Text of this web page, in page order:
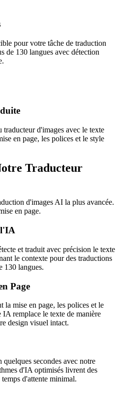
pour votre tâche de traduction
de 130 langues avec détection
d'images avec le texte
en page, les polices et le style
Traducteur
d'images AI la plus avancée.
en page.
l'IA
et traduit avec précision le texte
le contexte pour des traductions
130 langues.
Page
la mise en page, les polices et le
remplace le texte de manière
design visuel intact.
quelques secondes avec notre
d'IA optimisés livrent des
d'attente minimal.